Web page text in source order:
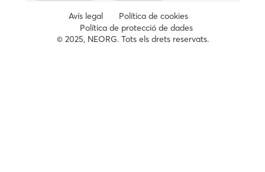
© 2025, NEORG. Tots els drets reservats.
Avís legal
Política de cookies
Política de protecció de dades